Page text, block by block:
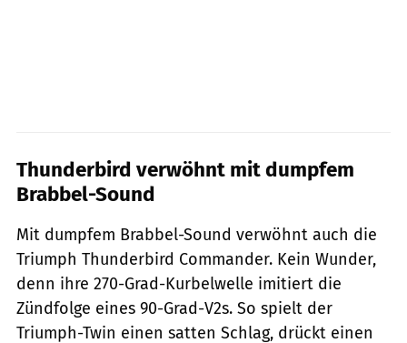
Thunderbird verwöhnt mit dumpfem
Brabbel-Sound
Mit dumpfem Brabbel-Sound verwöhnt auch die
Triumph Thunderbird Commander. Kein Wunder,
denn ihre 270-Grad-Kurbelwelle imitiert die
Zündfolge eines 90-Grad-V2s. So spielt der
Triumph-Twin einen satten Schlag, drückt einen